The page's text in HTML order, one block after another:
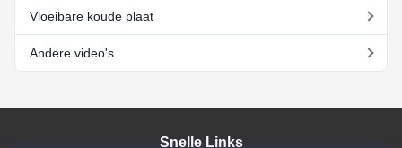
Vloeibare koude plaat
Andere video's
Snelle Links